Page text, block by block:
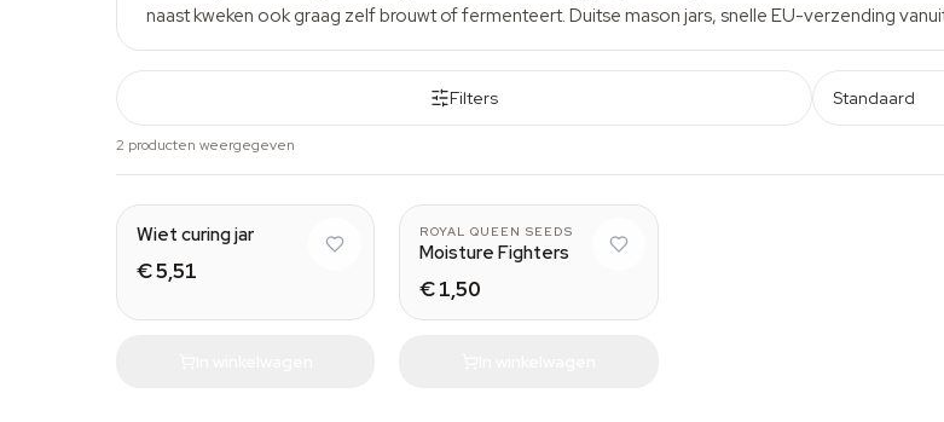
naast kweken ook graag zelf brouwt of fermenteert. Duitse mason jars, snelle EU-verzending
Filters Standaard
2 producten weergegeven
Medium
Wiet curing jar
€ 5,51
8 g
ROYAL QUEEN SEEDS
Moisture Fighters
€ 1,50